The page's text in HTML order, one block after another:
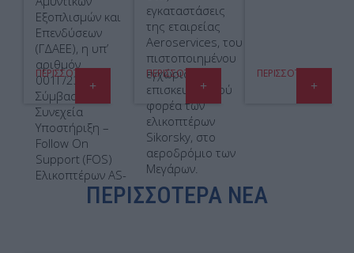
Εξοπλισμών και
Επενδύσεων
(ΓΔΑΕΕ), η υπ’
αριθμόν
001Γ/23
Σύμβαση «Εν
Συνεχεία
Υποστήριξη –
Follow On
Support (FOS)
Ελικοπτέρων AS-
332C1 SUPER
ΠΕΡΙΣΣΌΤΕΡΑ
εγκαταστάσεις
της εταιρείας
Aeroservices, του
πιστοποιημένου
εγχώριου
επισκευαστικού
φορέα των
ελικοπτέρων
Sikorsky, στο
αεροδρόμιο των
Μεγάρων.
ΠΕΡΙΣΣΌΤΕΡΑ ΠΕΡΙΣΣΌΤΕΡΑ
ΠΕΡΙΣΣΟΤΕΡΑ ΝΕΑ